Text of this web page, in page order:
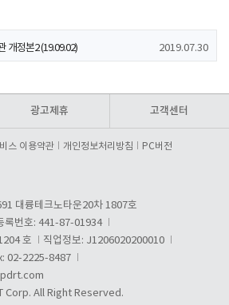
본1 (19.09.02)
개정본2 (19.09.02) 2019.07.30
광고제휴 고객센터
스 이용약관 개인정보처리방침 PC버전
대륭테크노타운20차 1807호
록번호: 441-87-01934
호
직업정보: J1206020200010
02-2225-8487
All Right Reserved.